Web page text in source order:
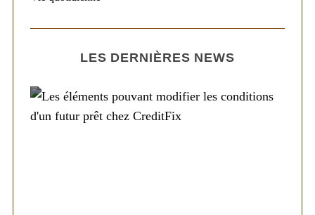
LES DERNIÈRES NEWS